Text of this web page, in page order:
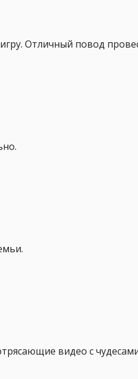
Отличный повод
видео с